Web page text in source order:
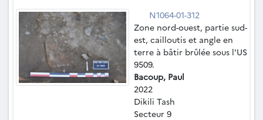
N1064-01-312
Zone nord-ouest, partie sud-
est, cailloutis et angle en
terre à bâtir brûlée sous l'US
9509.
Bacoup, Paul
2022
Dikili Tash
Secteur 9